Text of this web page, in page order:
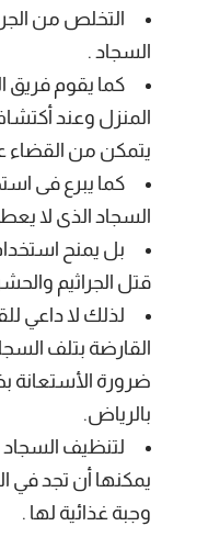
التخلص من
السجاد .
كما يقوم
المنزل وعند
يتمكن من القضاء
كما يبرع فى
السجاد الذى لا
بل يمنح
قتل الجراثيم
لذلك لا داعي
القارضة بتلف
ضرورة الأستعانة
بالرياض.
لتنظيف السجاد
يمكنها أن تجد في
وجبة غذائية لها .